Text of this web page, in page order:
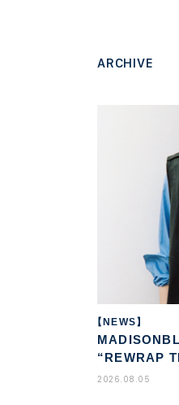
ARCHIVE
【NEWS】
“REWRAP
2026.08.05